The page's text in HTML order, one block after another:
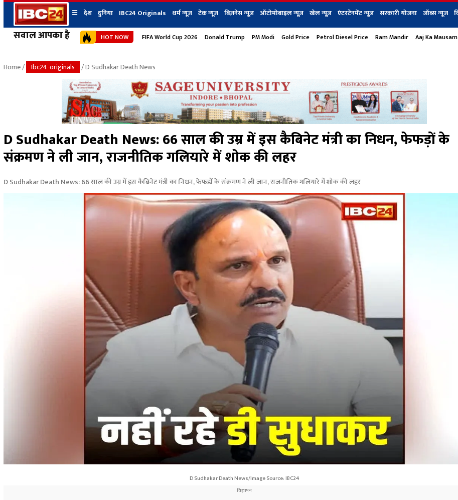
सवाल आपका है
☰ देश दुनिया IBC24 Originals धर्म न्यूज़ टेक न्यूज़ बिज़नेस न्यूज़ ऑटोमोबाइल न्यूज़ खेल न्यूज़ एंटरटेनमेंट न्यूज़ सरकारी योजना जॉब्स न्यूज
छत्तीसगढ़ न्यूज
उत्तर प्रदेश न्यूज
बिहार न्यूज
उत्तराखंड न्यूज
हिमाचल प्रदेश न्यूज
हरियाणा न्यूज
शहर
भोपाल
जबलपुर
ग्वालियर
रायपुर
दुनिया IBC24 Originals
HOT NOW FIFA World Cup 2026 Donald Trump PM Modi Gold Price Petrol Diesel Price Ram Mandir Aaj Ka Mausam
Home/ Ibc24-originals / D Sudhakar Death News
D Sudhakar Death News: 66 साल की उम्र में इस कैबिनेट मंत्री का निधन, फेफड़ों के
संक्रमण ने ली जान, राजनीतिक गलियारे में शोक की लहर
D Sudhakar Death News: 66 साल की उम्र में इस कैबिनेट मंत्री का निधन, फेफड़ों के संक्रमण ने ली जान, राजनीतिक गलियारे में शोक की लहर
D Sudhakar Death News/Image Source: IBC24